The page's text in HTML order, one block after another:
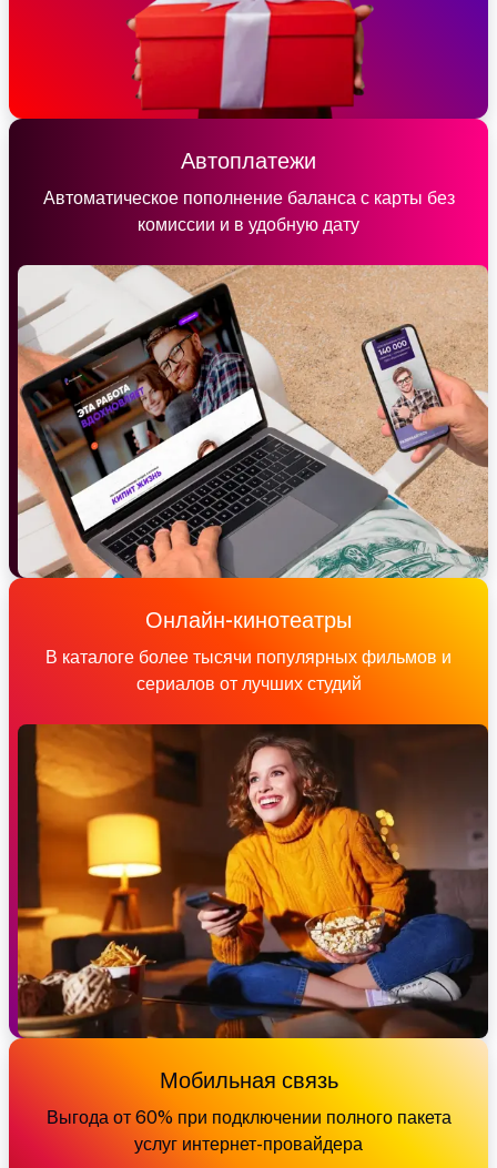
Автоплатежи
Автоматическое пополнение баланса с карты без
комиссии и в удобную дату
Онлайн-кинотеатры
В каталоге более тысячи популярных фильмов и
сериалов от лучших студий
Мобильная связь
Выгода от 60% при подключении полного пакета
услуг интернет-провайдера